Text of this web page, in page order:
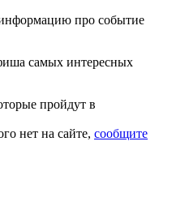
про событие
самых интересных
пройдут в
нет на сайте, сообщите